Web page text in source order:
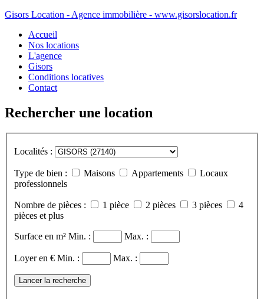
Gisors Location - Agence immobilière - www.gisorslocation.fr
Accueil
Nos locations
L'agence
Gisors
Conditions locatives
Contact
Rechercher une location
Localités :
Type de bien : Maisons Appartements
Locaux
professionnels
Nombre de pièces : 1 pièce 2 pièces 3 pièces
4
pièces et plus
Surface en m² Min. : Max. :
Loyer en € Min. : Max. :
Lancer la recherche